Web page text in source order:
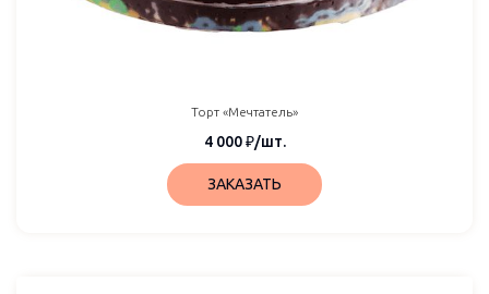
Торт «Мечтатель»
4 000₽/шт.
ЗАКАЗАТЬ